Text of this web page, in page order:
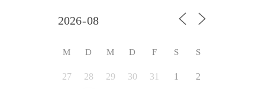
M D M D F S S
27 28 29 30 31 1 2